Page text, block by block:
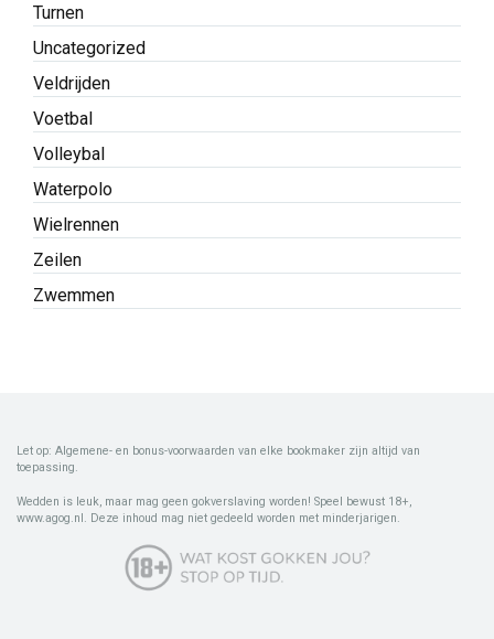
Turnen
Uncategorized
Veldrijden
Voetbal
Volleybal
Waterpolo
Wielrennen
Zeilen
Zwemmen
Let op: Algemene- en bonus-voorwaarden van elke bookmaker zijn altijd van
toepassing.
Wedden is leuk, maar mag geen gokverslaving worden! Speel bewust 18+,
www.agog.nl. Deze inhoud mag niet gedeeld worden met minderjarigen.